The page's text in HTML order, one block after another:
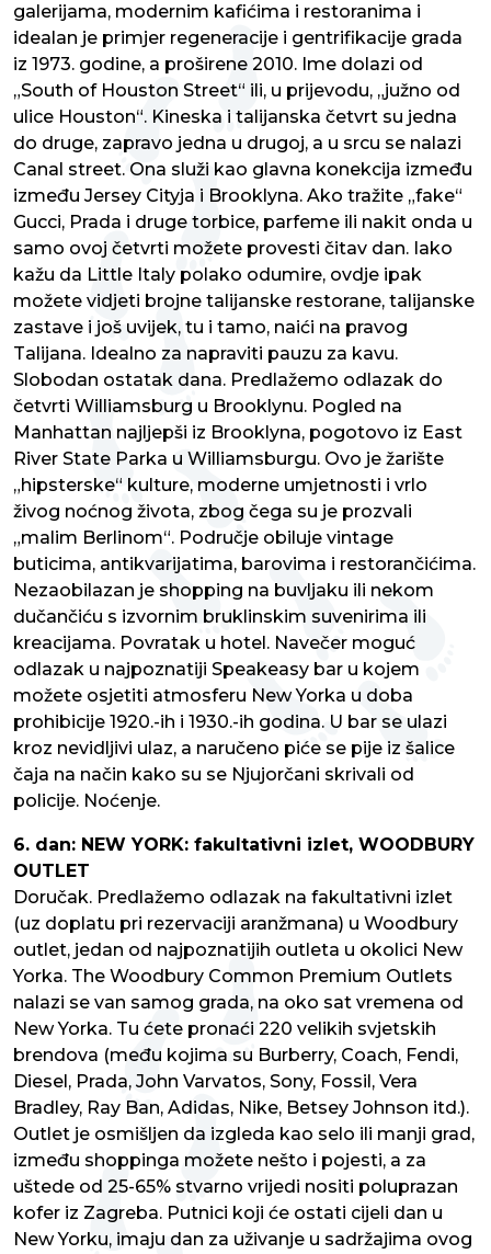
galerijama, modernim kafićima i restoranima i
idealan je primjer regeneracije i gentrifikacije grada
iz 1973. godine, a proširene 2010. Ime dolazi od
„South of Houston Street“ ili, u prijevodu, „južno od
ulice Houston“. Kineska i talijanska četvrt su jedna
do druge, zapravo jedna u drugoj, a u srcu se nalazi
Canal street. Ona služi kao glavna konekcija između
između Jersey Cityja i Brooklyna. Ako tražite „fake“
Gucci, Prada i druge torbice, parfeme ili nakit onda u
samo ovoj četvrti možete provesti čitav dan. Iako
kažu da Little Italy polako odumire, ovdje ipak
možete vidjeti brojne talijanske restorane, talijanske
zastave i još uvijek, tu i tamo, naići na pravog
Talijana. Idealno za napraviti pauzu za kavu.
Slobodan ostatak dana. Predlažemo odlazak do
četvrti Williamsburg u Brooklynu. Pogled na
Manhattan najljepši iz Brooklyna, pogotovo iz East
River State Parka u Williamsburgu. Ovo je žarište
„hipsterske“ kulture, moderne umjetnosti i vrlo
živog noćnog života, zbog čega su je prozvali
„malim Berlinom“. Područje obiluje vintage
buticima, antikvarijatima, barovima i restorančićima.
Nezaobilazan je shopping na buvljaku ili nekom
dučančiću s izvornim bruklinskim suvenirima ili
kreacijama. Povratak u hotel. Navečer moguć
odlazak u najpoznatiji Speakeasy bar u kojem
možete osjetiti atmosferu New Yorka u doba
prohibicije 1920.-ih i 1930.-ih godina. U bar se ulazi
kroz nevidljivi ulaz, a naručeno piće se pije iz šalice
čaja na način kako su se Njujorčani skrivali od
policije. Noćenje.
6. dan: NEW YORK: fakultativni izlet, WOODBURY
OUTLET
Doručak. Predlažemo odlazak na fakultativni izlet
(uz doplatu pri rezervaciji aranžmana) u Woodbury
outlet, jedan od najpoznatijih outleta u okolici New
Yorka. The Woodbury Common Premium Outlets
nalazi se van samog grada, na oko sat vremena od
New Yorka. Tu ćete pronaći 220 velikih svjetskih
brendova (među kojima su Burberry, Coach, Fendi,
Diesel, Prada, John Varvatos, Sony, Fossil, Vera
Bradley, Ray Ban, Adidas, Nike, Betsey Johnson itd.).
Outlet je osmišljen da izgleda kao selo ili manji grad,
između shoppinga možete nešto i pojesti, a za
uštede od 25-65% stvarno vrijedi nositi poluprazan
kofer iz Zagreba. Putnici koji će ostati cijeli dan u
New Yorku, imaju dan za uživanje u sadržajima ovog